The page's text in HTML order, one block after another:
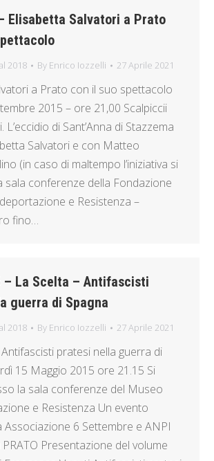
Elisabetta Salvatori a Prato
2018 By Enrico Iozzelli 27 Aprile 2021
a Prato con il suo spettacolo
2015 – ore 21,00 Scalpiccii
di Sant’Anna di Stazzema
Salvatori e con Matteo
(in caso di maltempo l’iniziativa si
sala conferenze della Fondazione
e Resistenza –
fino…
– La Scelta – Antifascisti
guerra di Spagna
2018 By Enrico Iozzelli 27 Aprile 2021
Antifascisti pratesi nella guerra di
15 Maggio 2015 ore 21.15 Si
la sala conferenze del Museo
e Resistenza Un evento
6 Settembre e ANPI
Presentazione del volume